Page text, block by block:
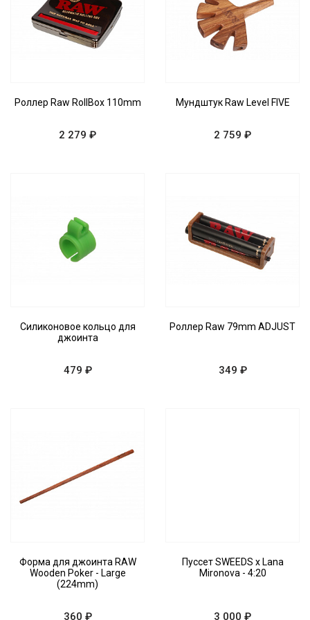
Роллер Raw RollBox 110mm
2 279 ₽
Мундштук Raw Level FIVE
2 759 ₽
Силиконовое кольцо для
джоинта
479 ₽
Роллер Raw 79mm ADJUST
349 ₽
Форма для джоинта RAW
Wooden Poker - Large
(224mm)
360 ₽
Пуссет SWEEDS x Lana
Mironova - 4:20
3 000 ₽